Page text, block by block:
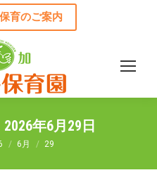
育のご案内
2026年6月29日
6月 29